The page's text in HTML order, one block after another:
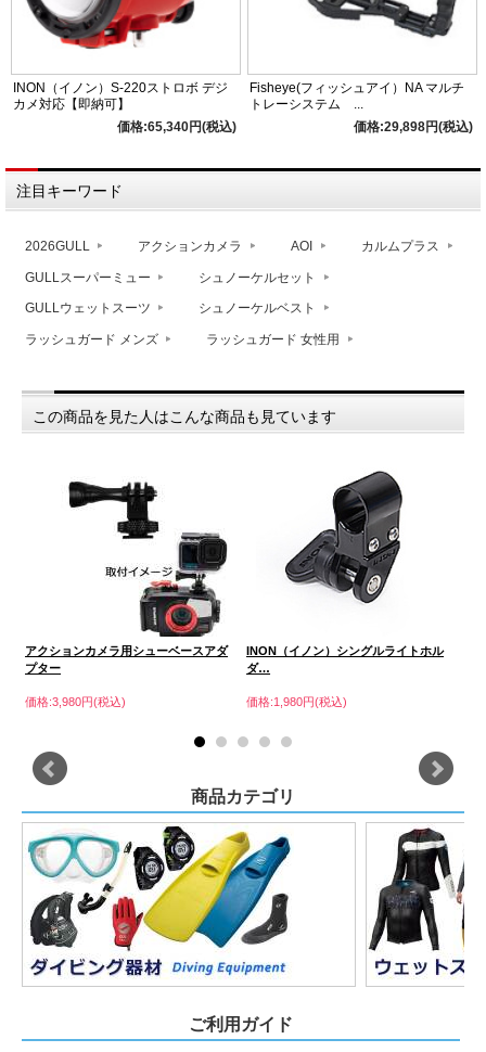
INON（イノン）S-220ストロボ デジ
カメ対応【即納可】
価格:65,340円(税込)
Fisheye(フィッシュアイ）NA マルチ
トレーシステム ...
価格:29,898円(税込)
注目キーワード
2026GULL アクションカメラ AOI カルムプラス
GULLスーパーミュー シュノーケルセット
GULLウェットスーツ シュノーケルベスト
ラッシュガード メンズ ラッシュガード 女性用
この商品を見た人はこんな商品も見ています
アクションカメラ用シューベースアダ
プター
価格:3,980円(税込)
INON（イノン）シングルライトホル
ダ…
価格:1,980円(税込)
商品カテゴリ
ご利用ガイド